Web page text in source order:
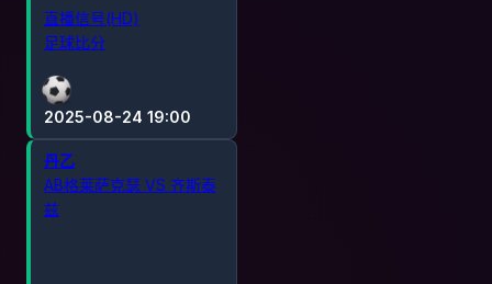
2025-08-24 19:00
直播信号(HD)
足球比分
丹乙
AB格莱萨克瑟 VS 齐斯泰
兹